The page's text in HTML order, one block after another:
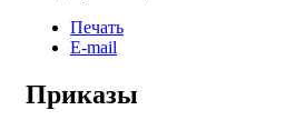
Печать
E-mail
Приказы